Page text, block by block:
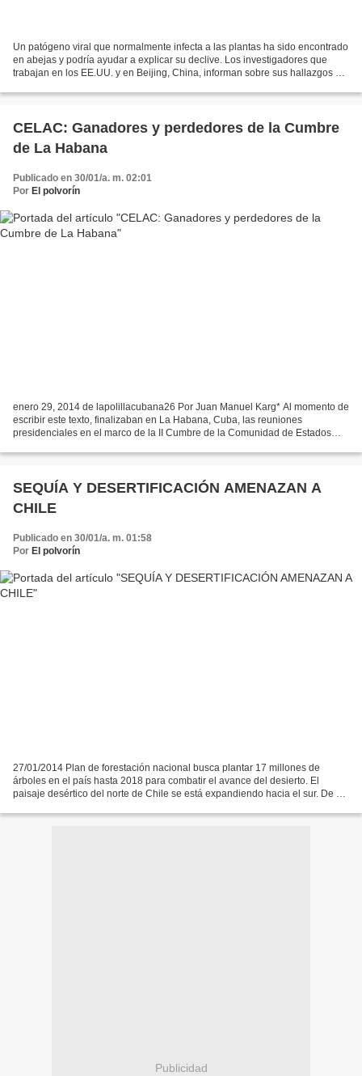
Un patógeno viral que normalmente infecta a las plantas ha sido encontrado
en abejas y podría ayudar a explicar su declive. Los investigadores que
trabajan en los EE.UU. y en Beijing, China, informan sobre sus hallazgos en
CELAC: Ganadores y perdedores de la Cumbre
de La Habana
Publicado en 30/01/a. m. 02:01
Por El polvorín
enero 29, 2014 de lapolillacubana26 Por Juan Manuel Karg* Al momento de
escribir este texto, finalizaban en La Habana, Cuba, las reuniones
presidenciales en el marco de la II Cumbre de la Comunidad de Estados
SEQUÍA Y DESERTIFICACIÓN AMENAZAN A
CHILE
Publicado en 30/01/a. m. 01:58
Por El polvorín
27/01/2014 Plan de forestación nacional busca plantar 17 millones de
árboles en el país hasta 2018 para combatir el avance del desierto. El
paisaje desértico del norte de Chile se está expandiendo hacia el sur. De no
Publicidad